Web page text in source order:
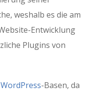
weshalb es die am
Entwicklung
Plugins von
WordPress-Basen, da